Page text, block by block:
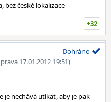
bez české lokalizace
+32
17.01.2012 19:51)
Dohráno
je nechává utíkat, aby je pak